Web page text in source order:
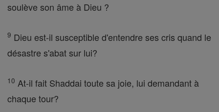
soulève son âme à Dieu ?
9 Dieu est-il susceptible d'entendre ses cris quand le
désastre s'abat sur lui?
10 At-il fait Shaddai toute sa joie, lui demandant à
chaque tour?